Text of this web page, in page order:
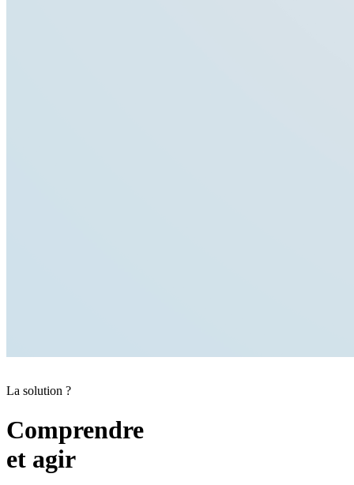
La solution ?
Comprendre
et agir